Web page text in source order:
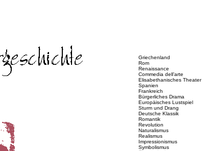
Griechenland
Rom
Renaissance
Commedia dell’arte
Elisabethanisches Theater
Spanien
Frankreich
Bürgerliches Drama
Europäisches Lustspiel
Sturm und Drang
Deutsche Klassik
Romantik
Revolution
Naturalismus
Realismus
Impressionismus
Symbolismus